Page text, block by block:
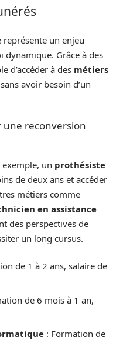
un enjeu
dynamique. Grâce à des
d’accéder à des métiers
avoir besoin d’un
une reconversion
un prothésiste
de deux ans et accéder
métiers comme
en assistance
des perspectives de
un long cursus.
de 1 à 2 ans, salaire de
de 6 mois à 1 an,
: Formation de